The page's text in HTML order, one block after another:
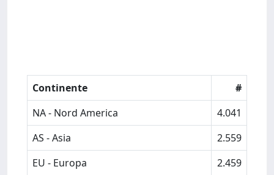
Continente
#
NA - Nord America
4.041
AS - Asia
2.559
EU - Europa
2.459